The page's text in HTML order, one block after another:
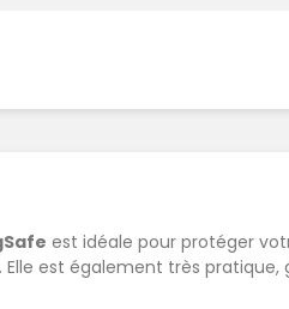
est idéale pour protéger
est également très